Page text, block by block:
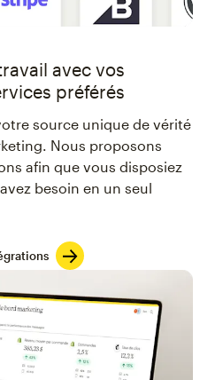
avec vos
préférés
source unique de vérité
Nous proposons
afin que vous disposiez
besoin en un seul